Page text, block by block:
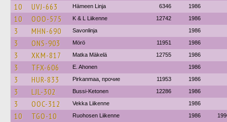
10 UVJ-663 Hämeen Linja 6346 1986
10 OOO-575 K & L Liikenne 12742 1986
3 MHN-690 Savonlinja 1986
3 ONS-903 Mörö 11951 1986
3 XKM-817 Matka Mäkelä 12755 1986
3 TFX-606 E. Ahonen 1986
3 HUR-833 Pirkanmaa, прочие 11953 1986
3 LJL-302 Bussi-Ketonen 12286 1986
3 OOC-312 Vekka Liikenne 1986
10 TGO-10 Ruohosen Liikenne 1986